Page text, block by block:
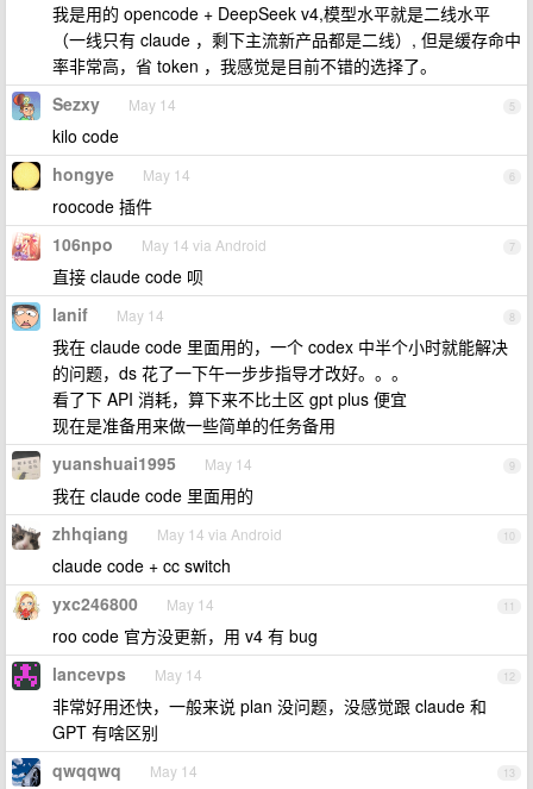
我是用的 opencode + DeepSeek v4,模型水平就是二线水平
（一线只有 claude ，剩下主流新产品都是二线）, 但是缓存命中
率非常高，省 token ，我感觉是目前不错的选择了。
5
Sezxy May 14
kilo code
6
hongye May 14
roocode 插件
7
106npo May 14 via Android
直接 claude code 呗
8
lanif May 14
我在 claude code 里面用的，一个 codex 中半个小时就能解决
的问题，ds 花了一下午一步步指导才改好。。。
看了下 API 消耗，算下来不比土区 gpt plus 便宜
现在是准备用来做一些简单的任务备用
9
yuanshuai1995 May 14
我在 claude code 里面用的
10
zhhqiang May 14 via Android
claude code + cc switch
11
yxc246800 May 14
roo code 官方没更新，用 v4 有 bug
12
lancevps May 14
非常好用还快，一般来说 plan 没问题，没感觉跟 claude 和
GPT 有啥区别
13
qwqqwq May 14